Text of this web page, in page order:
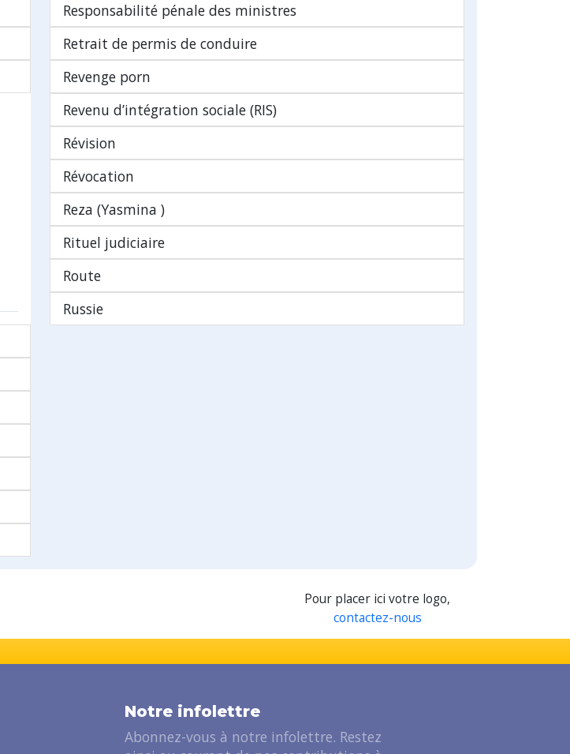
Responsabilité pénale des ministres
Retrait de permis de conduire
Revenge porn
Revenu d’intégration sociale (RIS)
Révision
Révocation
Reza (Yasmina )
Rituel judiciaire
Route
Russie
Pour placer ici votre logo,
contactez-nous
Notre infolettre
Abonnez-vous à notre infolettre. Restez